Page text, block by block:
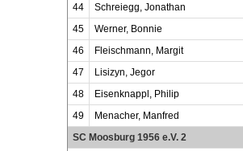
44
Schreiegg, Jonathan
45
Werner, Bonnie
46
Fleischmann, Margit
47
Lisizyn, Jegor
48
Eisenknappl, Philip
49
Menacher, Manfred
SC Moosburg 1956 e.V. 2